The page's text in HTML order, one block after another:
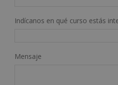
Indícanos en qué curso estás
Mensaje